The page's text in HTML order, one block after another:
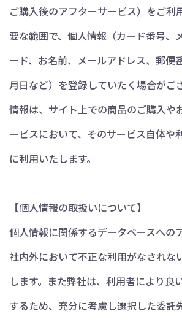
ご購入後のアフターサービス）をご利
要な範囲で、個人情報（カード番号、
ード、お名前、メールアドレス、郵便
月日など）を登録していたく場合がご
情報は、サイト上での商品のご購入や
ービスにおいて、そのサービス自体や
に利用いたします。
【個人情報の取扱いについて】
個人情報に関係するデータベースへの
社内外において不正な利用がなされな
します。また弊社は、利用者により良
するため、充分に考慮し選択した委託